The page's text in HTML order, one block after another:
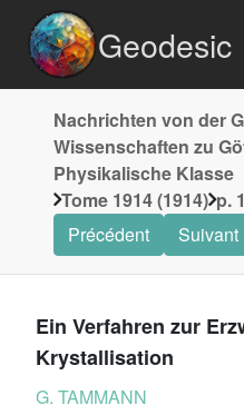
Geodesic
Nachrichten von der
Wissenschaften zu
Physikalische Klasse
Tome 1914 (1914) p.
Précédent
Suivant
Ein Verfahren zur
Krystallisation
G. TAMMANN